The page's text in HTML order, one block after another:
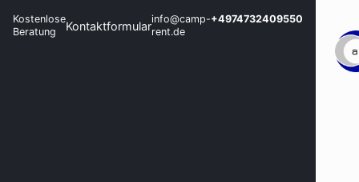
Kostenlose
Beratung
Kontaktformularinfo@camp-
rent.de
+4974732409550